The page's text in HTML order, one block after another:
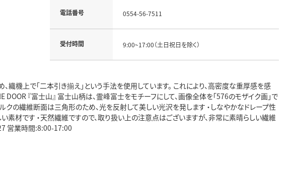
電話番号 0554-56-7511
受付時間 9:00~17:00（土日祝日を除く）
機上で「二本引き揃え」という手法を使用しています。 これにより、高密度な重厚感を感
『富士山』 富士山柄は、霊峰富士をモチーフにして、画像全体を「576のモザイク画」で
ルクの繊維断面は三角形のため、光を反射して美しい光沢を発します ・しなやかなドレープ性
素材です ・天然繊維ですので、取り扱い上の注意点はございますが、非常に素晴らしい繊維
営業時間:8:00-17:00